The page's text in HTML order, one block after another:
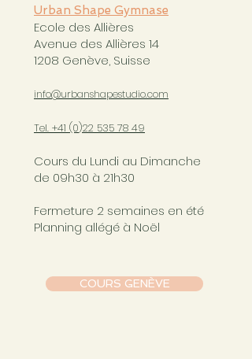
COURS GENÈVE
Urban Shape Gymnase
Ecole des Allières
Avenue des Allières 14
1208 Genève, Suisse
info@urbanshapestudio.com
Tel. +41 (0)22 535 78 49
Cours du Lundi au Dimanche
de 09h30 à 21h30
Fermeture 2 semaines en été
Planning allégé à Noël